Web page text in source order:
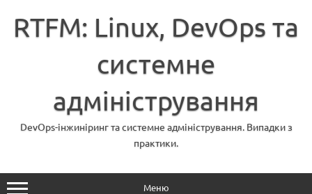
вмістуRTFM: Linux, DevOps та
системне
адміністрування
DevOps-інжиніринг та системне адміністрування. Випадки з
практики.
Меню